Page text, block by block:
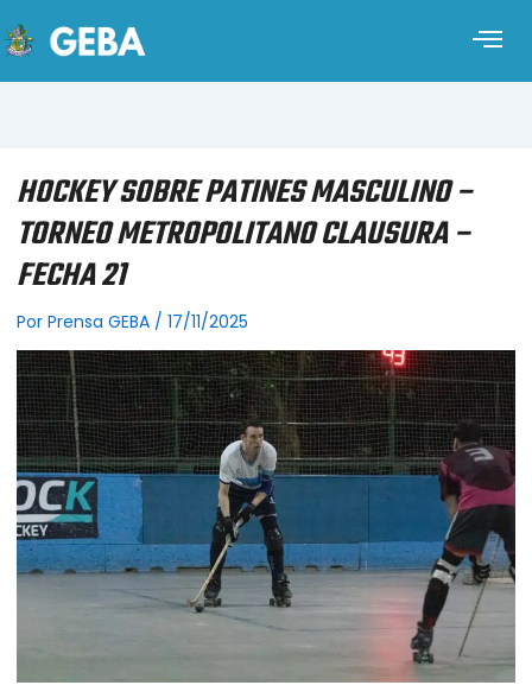
HOCKEY SOBRE PATINES MASCULINO –
TORNEO METROPOLITANO CLAUSURA –
FECHA 21
Por Prensa GEBA / 17/11/2025